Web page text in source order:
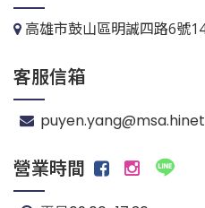
高雄市鼓山區明誠四路6號
客服信箱
營業時間